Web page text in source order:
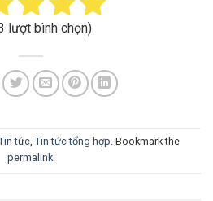
lượt bình chọn)
tức Tin tức tổng hợp . Bookmark the
permalink.